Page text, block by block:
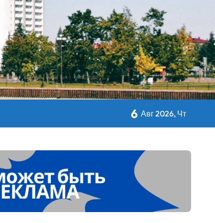
6 Авг 2026, Чт